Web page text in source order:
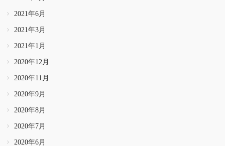
2021年6月
2021年3月
2021年1月
2020年12月
2020年11月
2020年9月
2020年8月
2020年7月
2020年6月